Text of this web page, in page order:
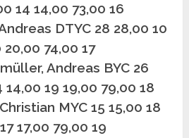
14 14,00 73,00 16
DTYC 28 28,00 10
20,00 74,00 17
Andreas BYC 26
14,00 19 19,00 79,00 18
MYC 15 15,00 18
17,00 79,00 19